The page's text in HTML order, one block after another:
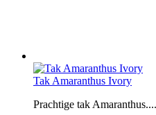
Tak Amaranthus Ivory
Prachtige tak